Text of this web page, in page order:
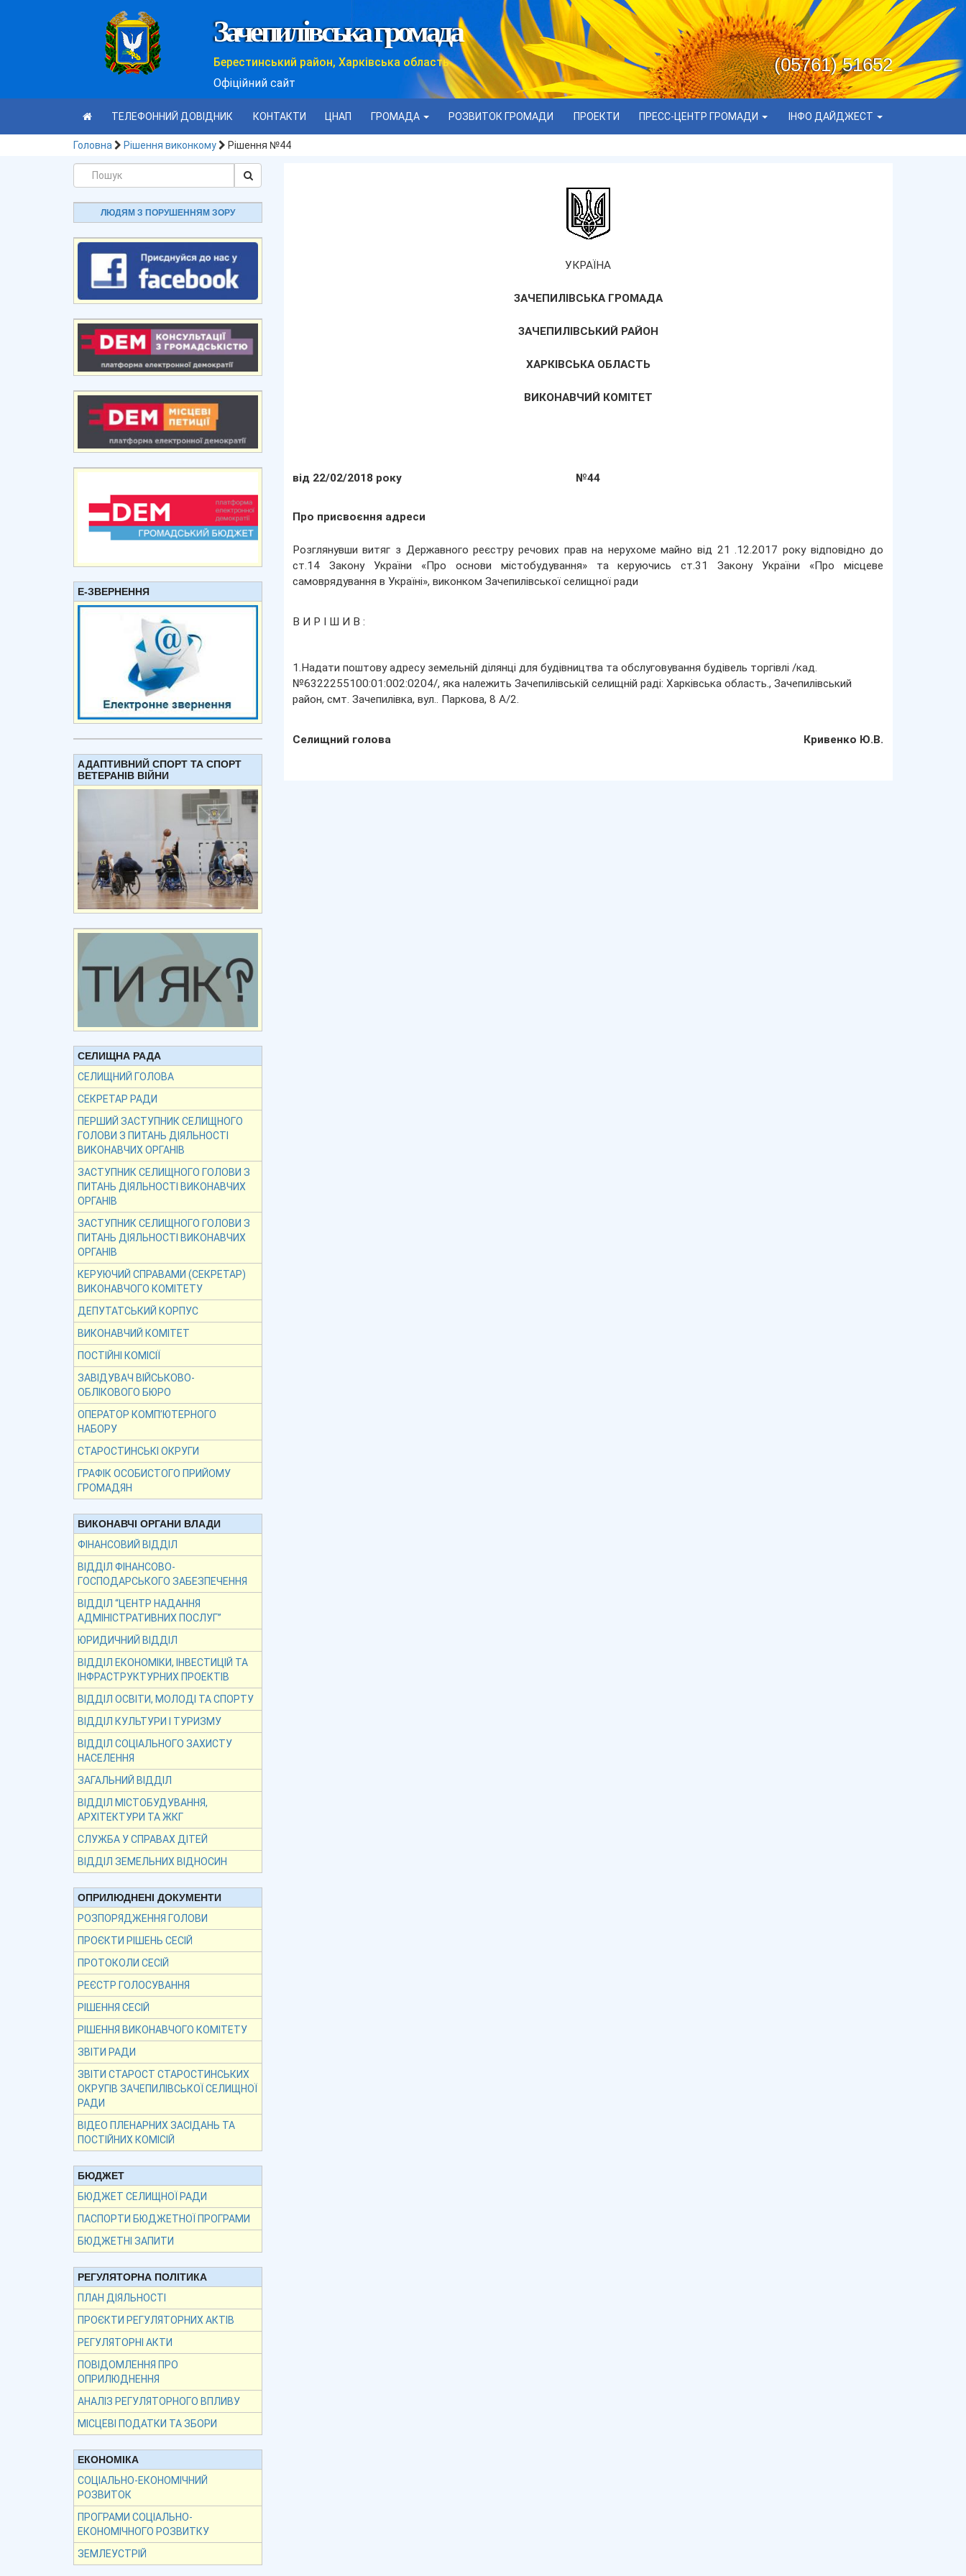
Зачепилівська громада
Берестинський район, Харківська область
Офіційний сайт
(05761) 51652
ТЕЛЕФОННИЙ ДОВІДНИК КОНТАКТИ ЦНАП ГРОМАДА РОЗВИТОК ГРОМАДИ ПРОЕКТИ ПРЕСС-ЦЕНТР ГРОМАДИ ІНФО ДАЙДЖЕСТ
Головна Рішення виконкому Рішення №44
ЛЮДЯМ З ПОРУШЕННЯМ ЗОРУ
Е-ЗВЕРНЕННЯ
АДАПТИВНИЙ СПОРТ ТА СПОРТ
ВЕТЕРАНІВ ВІЙНИ
СЕЛИЩНА РАДА
СЕЛИЩНИЙ ГОЛОВА
СЕКРЕТАР РАДИ
ПЕРШИЙ ЗАСТУПНИК СЕЛИЩНОГО
ГОЛОВИ З ПИТАНЬ ДІЯЛЬНОСТІ
ВИКОНАВЧИХ ОРГАНІВ
ЗАСТУПНИК СЕЛИЩНОГО ГОЛОВИ З
ПИТАНЬ ДІЯЛЬНОСТІ ВИКОНАВЧИХ
ОРГАНІВ
ЗАСТУПНИК СЕЛИЩНОГО ГОЛОВИ З
ПИТАНЬ ДІЯЛЬНОСТІ ВИКОНАВЧИХ
ОРГАНІВ
КЕРУЮЧИЙ СПРАВАМИ (СЕКРЕТАР)
ВИКОНАВЧОГО КОМІТЕТУ
ДЕПУТАТСЬКИЙ КОРПУС
ВИКОНАВЧИЙ КОМІТЕТ
ПОСТІЙНІ КОМІСІЇ
ЗАВІДУВАЧ ВІЙСЬКОВО-
ОБЛІКОВОГО БЮРО
ОПЕРАТОР КОМП’ЮТЕРНОГО
НАБОРУ
СТАРОСТИНСЬКІ ОКРУГИ
ГРАФІК ОСОБИСТОГО ПРИЙОМУ
ГРОМАДЯН
ВИКОНАВЧІ ОРГАНИ ВЛАДИ
ФІНАНСОВИЙ ВІДДІЛ
ВІДДІЛ ФІНАНСОВО-
ГОСПОДАРСЬКОГО ЗАБЕЗПЕЧЕННЯ
ВІДДІЛ “ЦЕНТР НАДАННЯ
АДМІНІСТРАТИВНИХ ПОСЛУГ”
ЮРИДИЧНИЙ ВІДДІЛ
ВІДДІЛ ЕКОНОМІКИ, ІНВЕСТИЦІЙ ТА
ІНФРАСТРУКТУРНИХ ПРОЕКТІВ
ВІДДІЛ ОСВІТИ, МОЛОДІ ТА СПОРТУ
ВІДДІЛ КУЛЬТУРИ І ТУРИЗМУ
ВІДДІЛ СОЦІАЛЬНОГО ЗАХИСТУ
НАСЕЛЕННЯ
ЗАГАЛЬНИЙ ВІДДІЛ
ВІДДІЛ МІСТОБУДУВАННЯ,
АРХІТЕКТУРИ ТА ЖКГ
СЛУЖБА У СПРАВАХ ДІТЕЙ
ВІДДІЛ ЗЕМЕЛЬНИХ ВІДНОСИН
ОПРИЛЮДНЕНІ ДОКУМЕНТИ
РОЗПОРЯДЖЕННЯ ГОЛОВИ
ПРОЄКТИ РІШЕНЬ СЕСІЙ
ПРОТОКОЛИ СЕСІЙ
РЕЄСТР ГОЛОСУВАННЯ
РІШЕННЯ СЕСІЙ
РІШЕННЯ ВИКОНАВЧОГО КОМІТЕТУ
ЗВІТИ РАДИ
ЗВІТИ СТАРОСТ СТАРОСТИНСЬКИХ
ОКРУГІВ ЗАЧЕПИЛІВСЬКОЇ СЕЛИЩНОЇ
РАДИ
ВІДЕО ПЛЕНАРНИХ ЗАСІДАНЬ ТА
ПОСТІЙНИХ КОМІСІЙ
БЮДЖЕТ
БЮДЖЕТ СЕЛИЩНОЇ РАДИ
ПАСПОРТИ БЮДЖЕТНОЇ ПРОГРАМИ
БЮДЖЕТНІ ЗАПИТИ
РЕГУЛЯТОРНА ПОЛІТИКА
ПЛАН ДІЯЛЬНОСТІ
ПРОЄКТИ РЕГУЛЯТОРНИХ АКТІВ
РЕГУЛЯТОРНІ АКТИ
ПОВІДОМЛЕННЯ ПРО
ОПРИЛЮДНЕННЯ
АНАЛІЗ РЕГУЛЯТОРНОГО ВПЛИВУ
МІСЦЕВІ ПОДАТКИ ТА ЗБОРИ
ЕКОНОМІКА
СОЦІАЛЬНО-ЕКОНОМІЧНИЙ
РОЗВИТОК
ПРОГРАМИ СОЦІАЛЬНО-
ЕКОНОМІЧНОГО РОЗВИТКУ
ЗЕМЛЕУСТРІЙ
УКРАЇНА
ЗАЧЕПИЛІВСЬКА ГРОМАДА
ЗАЧЕПИЛІВСЬКИЙ РАЙОН
ХАРКІВСЬКА ОБЛАСТЬ
ВИКОНАВЧИЙ КОМІТЕТ
від 22/02/2018 року №44
Про присвоєння адреси
Розглянувши витяг з Державного реєстру речових прав на нерухоме майно від 21 .12.2017 року відповідно до
ст.14 Закону України «Про основи містобудування» та керуючись ст.31 Закону України «Про місцеве
самоврядування в Україні», виконком Зачепилівської селищної ради
В И Р І Ш И В :
1.Надати поштову адресу земельній ділянці для будівництва та обслуговування будівель торгівлі /кад.
№6322255100:01:002:0204/, яка належить Зачепилівській селищній раді: Харківська область., Зачепилівський
район, смт. Зачепилівка, вул.. Паркова, 8 А/2.
Селищний голова Кривенко Ю.В.